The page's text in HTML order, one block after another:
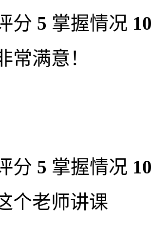
分 5 掌握情况
常满意！
分 5 掌握情况
个老师讲课